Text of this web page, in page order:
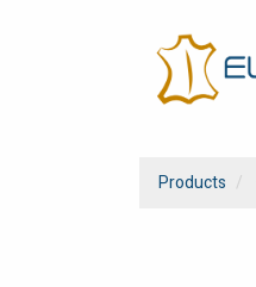
Products